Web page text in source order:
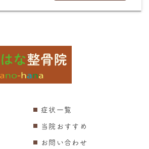
症状一覧
当院おすすめ
お問い合わせ